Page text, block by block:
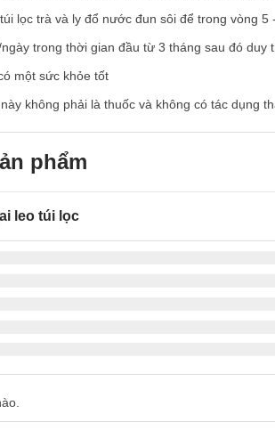
lọc trà và ly đổ nước đun sôi để trong vòng
trong thời gian đầu từ 3 tháng sau đó duy
một sức khỏe tốt
không phải là thuốc và không có tác dụng
phẩm
leo túi lọc